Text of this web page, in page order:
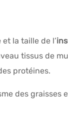
la taille de l’
tissus de
protéines.
des graisses